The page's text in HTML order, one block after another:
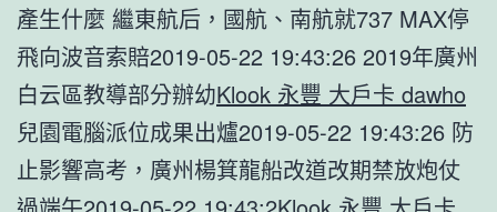
產生什麼 繼東航后，國航、南航就737 MAX停
飛向波音索賠2019-05-22 19:43:26 2019年廣州
白云區教導部分辦幼Klook 永豐 大戶卡 dawho
兒園電腦派位成果出爐2019-05-22 19:43:26 防
止影響高考，廣州楊箕龍船改道改期禁放炮仗